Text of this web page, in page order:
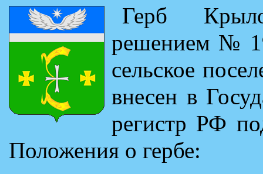
Герб
решением №
сельское
внесен в
регистр РФ
Положения о гербе: